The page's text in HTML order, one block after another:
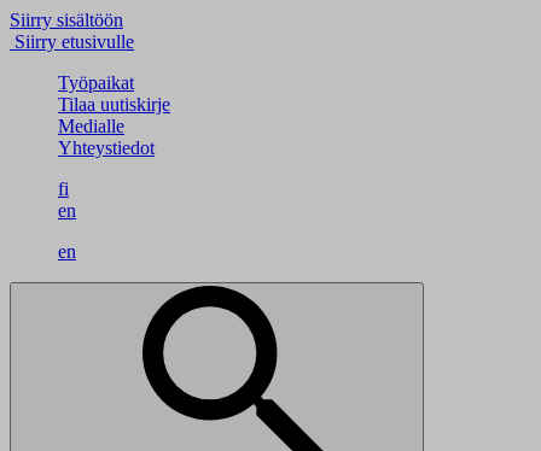
Siirry sisältöön
Siirry etusivulle
Työpaikat
Tilaa uutiskirje
Medialle
Yhteystiedot
fi
en
en